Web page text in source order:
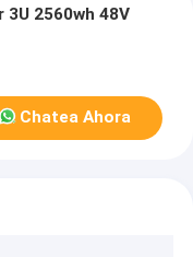
2560wh 48V
Chatea Ahora